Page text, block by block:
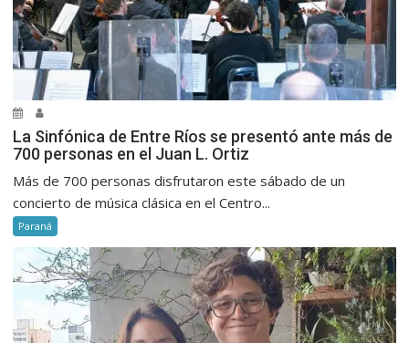
La Sinfónica de Entre Ríos se presentó ante más de
700 personas en el Juan L. Ortiz
Más de 700 personas disfrutaron este sábado de un
concierto de música clásica en el Centro...
Paraná